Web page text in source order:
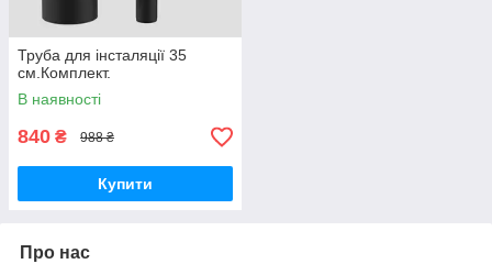
Труба для інсталяції 35
см.Комплект.
В наявності
840 ₴ 988 ₴
Купити
Про нас